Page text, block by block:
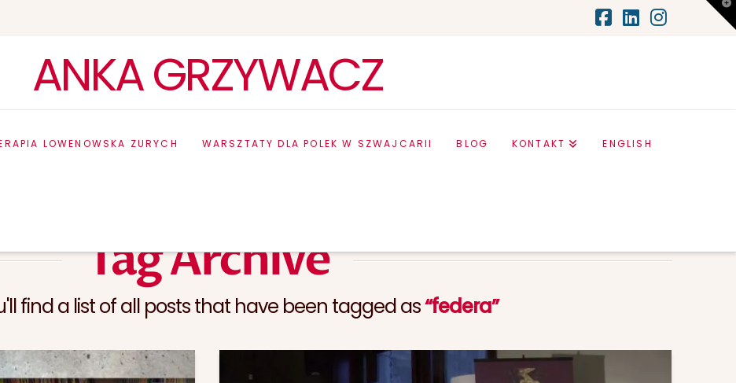
Facebook
LinkedIn
ANKA GRZYWACZ
LOWENOWSKA ZURYCH WARSZTATY DLA POLEK W SZWAJCARII BLOG KONTAKT ENGLISH
Tag Archive
find a list of all posts that have been tagged as“federa”